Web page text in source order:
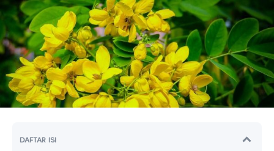
DAFTAR ISI